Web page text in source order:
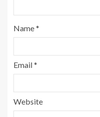
Name*
Email*
Website